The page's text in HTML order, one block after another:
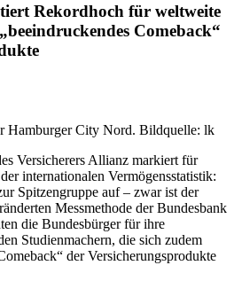
Rekordhoch für weltweite
Comeback“
Hamburger City Nord. Bildquelle: lk
Versicherers Allianz markiert für
internationalen Vermögensstatistik:
Spitzengruppe auf – zwar ist der
Messmethode der Bundesbank
die Bundesbürger für ihre
Studienmachern, die sich zudem
der Versicherungsprodukte